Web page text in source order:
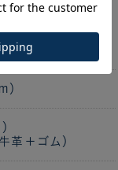
っており、それ
感が向上。直径
ンが収納可能で
）
革＋ゴム）